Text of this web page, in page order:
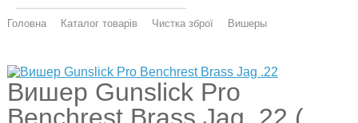
Головна Каталог товарів Чистка зброї Вишеры
Вишер Gunslick Pro